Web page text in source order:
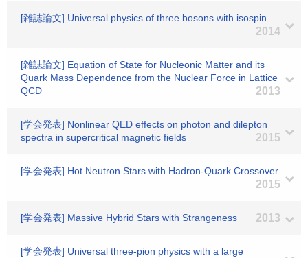
[雑誌論文] Universal physics of three bosons with isospin
2014
[雑誌論文] Equation of State for Nucleonic Matter and its
Quark Mass Dependence from the Nuclear Force in Lattice
QCD
2013
[学会発表] Nonlinear QED effects on photon and dilepton
spectra in supercritical magnetic fields
2015
[学会発表] Hot Neutron Stars with Hadron-Quark Crossover
2015
[学会発表] Massive Hybrid Stars with Strangeness 2013
[学会発表] Universal three-pion physics with a large